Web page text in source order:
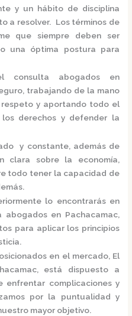
y un hábito de disciplina
a resolver. Los términos de
que siempre deben ser
una óptima postura para
consulta abogadosen
trabajando de la mano
y aportando todo el
derechos y defender la
y constante, además de
clara sobre la economía,
todo tener la capacidad de
lo encontrarás en
abogadosen Pachacamac,
para aplicar los principios
en el mercado, El
está dispuesto a
enfrentar complicaciones y
por la puntualidad y
mayor objetivo.